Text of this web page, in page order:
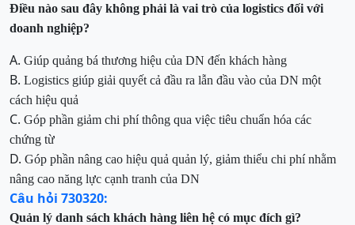
Điều nào sau đây không phải là vai trò của logistics đối với
doanh nghiệp?
A. Giúp quảng bá thương hiệu của DN đến khách hàng
B. Logistics giúp giải quyết cả đầu ra lẫn đầu vào của DN một
cách hiệu quả
C. Góp phần giảm chi phí thông qua việc tiêu chuẩn hóa các
chứng từ
D. Góp phần nâng cao hiệu quả quản lý, giảm thiểu chi phí nhằm
nâng cao năng lực cạnh tranh của DN
Câu hỏi 730320:
Quản lý danh sách khách hàng liên hệ có mục đích gì?